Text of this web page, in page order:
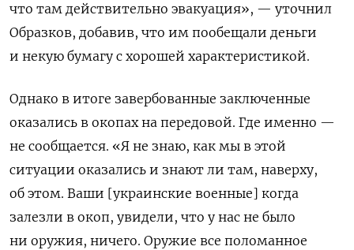
что там действительно эвакуация», — уточнил
Образков, добавив, что им пообещали деньги
и некую бумагу с хорошей характеристикой.
Однако в итоге завербованные заключенные
оказались в окопах на передовой. Где именно —
не сообщается. «Я не знаю, как мы в этой
ситуации оказались и знают ли там, наверху,
об этом. Ваши [украинские военные] когда
залезли в окоп, увидели, что у нас не было
ни оружия, ничего. Оружие все поломанное